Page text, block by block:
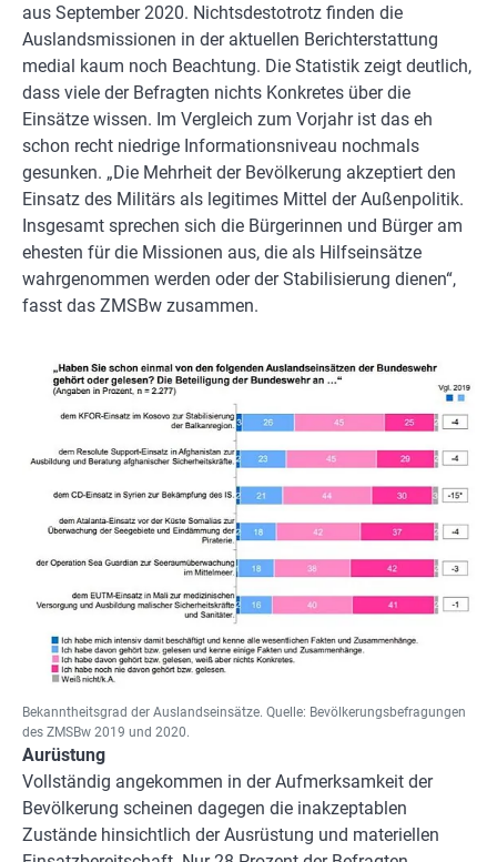
aus September 2020. Nichtsdestotrotz finden die
Auslandsmissionen in der aktuellen Berichterstattung
medial kaum noch Beachtung. Die Statistik zeigt deutlich,
dass viele der Befragten nichts Konkretes über die
Einsätze wissen. Im Vergleich zum Vorjahr ist das eh
schon recht niedrige Informationsniveau nochmals
gesunken. „Die Mehrheit der Bevölkerung akzeptiert den
Einsatz des Militärs als legitimes Mittel der Außenpolitik.
Insgesamt sprechen sich die Bürgerinnen und Bürger am
ehesten für die Missionen aus, die als Hilfseinsätze
wahrgenommen werden oder der Stabilisierung dienen“,
fasst das ZMSBw zusammen.
Bekanntheitsgrad der Auslandseinsätze. Quelle: Bevölkerungsbefragungen
des ZMSBw 2019 und 2020.
Aurüstung
Vollständig angekommen in der Aufmerksamkeit der
Bevölkerung scheinen dagegen die inakzeptablen
Zustände hinsichtlich der Ausrüstung und materiellen